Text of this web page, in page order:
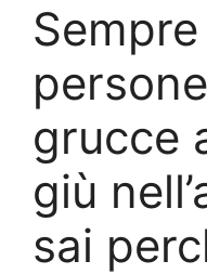
grucce
giù
sai